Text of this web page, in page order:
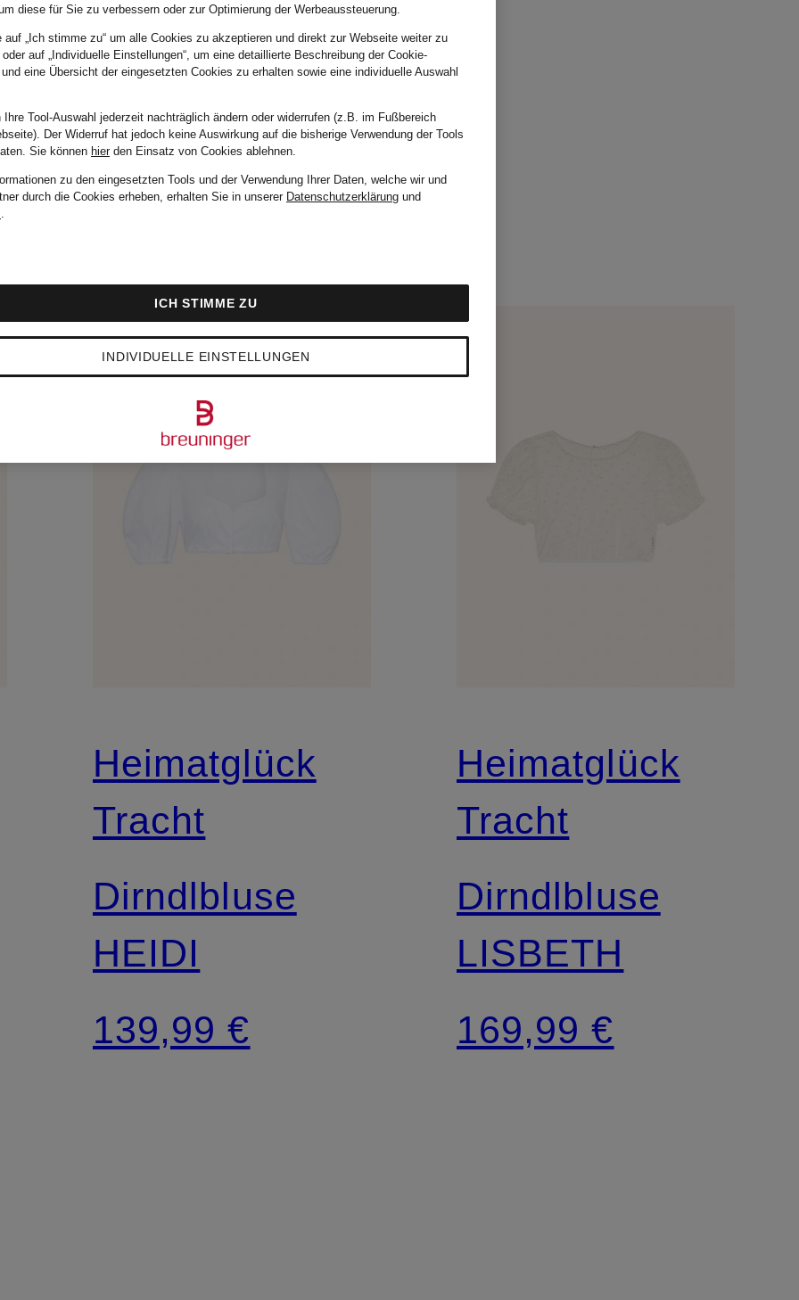
Heimatglück
Tracht
Dirndlbluse
HEIDI
139,99 €
Heimatglück
Tracht
Dirndlbluse
LISBETH
169,99 €
diese für Sie zu verbessern oder zur Optimierung der Werbeaussteuerung.
auf „Ich stimme zu“ um alle Cookies zu akzeptieren und direkt zur Webseite weiter zu
auf „Individuelle Einstellungen“, um eine detaillierte Beschreibung der Cookie-
eine Übersicht der eingesetzten Cookies zu erhalten sowie eine individuelle Auswahl
Ihre Tool-Auswahl jederzeit nachträglich ändern oder widerrufen (z.B. im Fußbereich
Der Widerruf hat jedoch keine Auswirkung auf die bisherige Verwendung der Tools
Sie können hierden Einsatz von Cookies ablehnen.
zu den eingesetzten Tools und der Verwendung Ihrer Daten, welche wir und
durch die Cookies erheben, erhalten Sie in unserer Datenschutzerklärung und
.
INDIVIDUELLE EINSTELLUNGEN
ICH STIMME ZU